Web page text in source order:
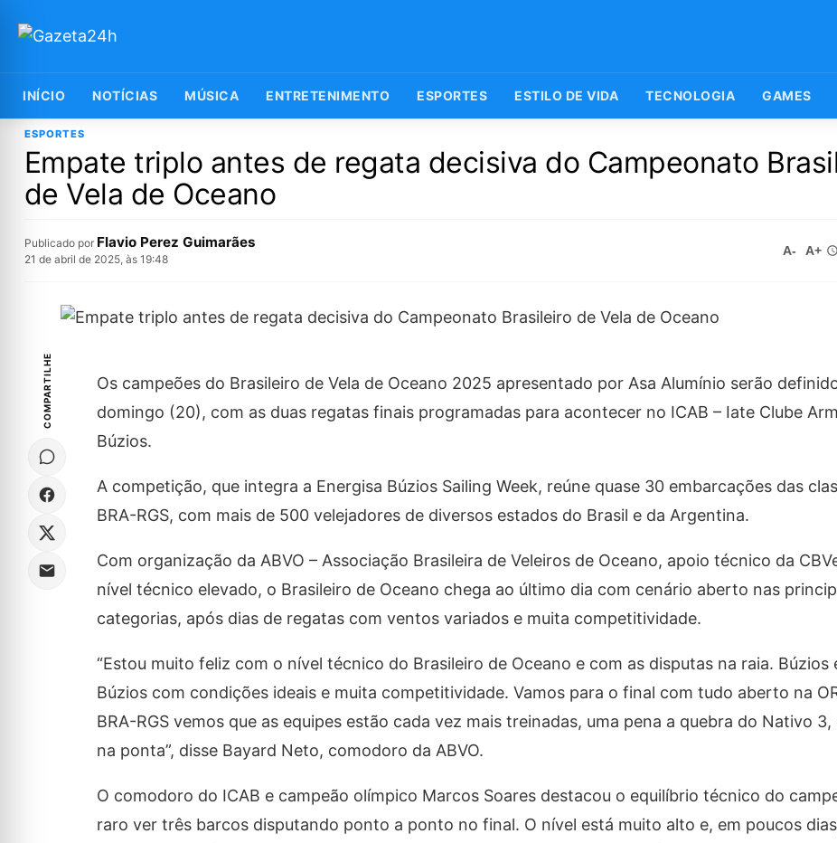
INÍCIO NOTÍCIAS MÚSICA ENTRETENIMENTO ESPORTES ESTILO DE VIDA TECNOLOGIA GAMES
ESPORTES
Empate triplo antes de regata decisiva do Campeonato
de Vela de Oceano
Publicado por Flavio Perez Guimarães
21 de abril de 2025, às 19:48
A- A+
COMPARTILHE
Os campeões do Brasileiro de Vela de Oceano 2025 apresentado por Asa Alumínio serão
domingo (20), com as duas regatas finais programadas para acontecer no ICAB – Iate Clube
Búzios.
A competição, que integra a Energisa Búzios Sailing Week, reúne quase 30 embarcações das
BRA-RGS, com mais de 500 velejadores de diversos estados do Brasil e da Argentina.
Com organização da ABVO – Associação Brasileira de Veleiros de Oceano, apoio técnico da
nível técnico elevado, o Brasileiro de Oceano chega ao último dia com cenário aberto nas
categorias, após dias de regatas com ventos variados e muita competitividade.
“Estou muito feliz com o nível técnico do Brasileiro de Oceano e com as disputas na raia. Búzios
Búzios com condições ideais e muita competitividade. Vamos para o final com tudo aberto na
BRA-RGS vemos que as equipes estão cada vez mais treinadas, uma pena a quebra do Nativo 3,
na ponta”, disse Bayard Neto, comodoro da ABVO.
O comodoro do ICAB e campeão olímpico Marcos Soares destacou o equilíbrio técnico do
raro ver três barcos disputando ponto a ponto no final. O nível está muito alto e, em poucos